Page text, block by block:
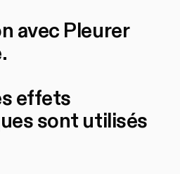
avec Pleurer
effets
sont utilisés